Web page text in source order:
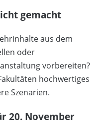
gemacht
aus dem
oder
vorbereiten?
hochwertiges
Szenarien.
20. November